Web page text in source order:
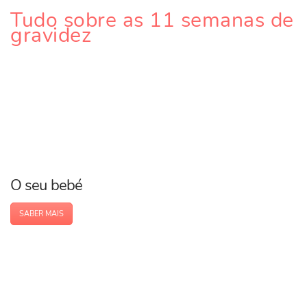
Tudo sobre as 11 semanas de
gravidez
O seu bebé
SABER MAIS